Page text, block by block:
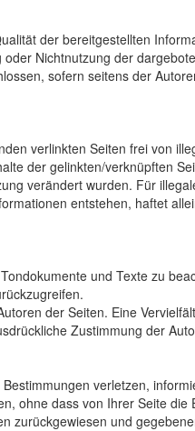
der bereitgestellten
Nichtnutzung der
sofern seitens der
verlinkten Seiten frei von
der gelinkten/verknüpften
verändert wurden. Für
entstehen, haftet
und Texte zu
der Seiten. Eine
Zustimmung der
verletzen,
ohne dass von Ihrer Seite die
zurückgewiesen und